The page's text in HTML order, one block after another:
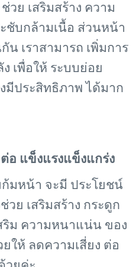
วย เสริมสร้าง ความ
ชับกล้ามเนื้อ ส่วนหน้า
น เราสามารถ เพิ่มการ
เพื่อให้ ระบบย่อย
มีประสิทธิภาพ ได้มาก
อ แข็งแรงแข็งแกร่ง
ก้มหน้า จะมี ประโยชน์
วย เสริมสร้าง กระดูก
ริม ความหนาแน่น ของ
ให้ ลดความเสี่ยง ต่อ